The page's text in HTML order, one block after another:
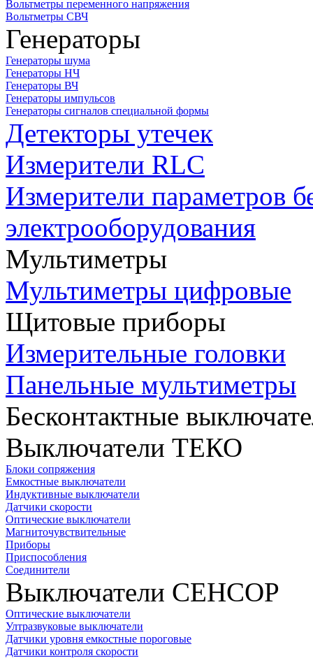
Вольтметры переменного напряжения
Вольтметры СВЧ
Генераторы
Генераторы шума
Генераторы НЧ
Генераторы ВЧ
Генераторы импульсов
Генераторы сигналов специальной формы
Детекторы утечек
Измерители RLC
Измерители параметров
электрооборудования
Мультиметры
Мультиметры цифровые
Щитовые приборы
Измерительные головки
Панельные мультиметры
Бесконтактные
Выключатели ТЕКО
Блоки сопряжения
Емкостные выключатели
Индуктивные выключатели
Датчики скорости
Оптические выключатели
Магниточувствительные
Приборы
Приспособления
Соединители
Выключатели СЕНСОР
Оптические выключатели
Ултразвуковые выключатели
Датчики уровня емкостные пороговые
Датчики контроля скорости